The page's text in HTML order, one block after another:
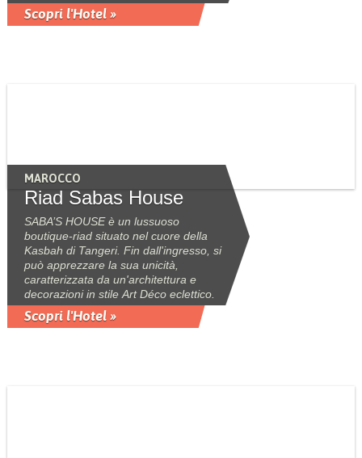
Scopri l'Hotel »
MAROCCO
Riad Sabas House
SABA’S HOUSE è un lussuoso
boutique-riad situato nel cuore della
Kasbah di Tangeri. Fin dall'ingresso, si
può apprezzare la sua unicità,
caratterizzata da un'architettura e
decorazioni in stile Art Déco eclettico.
Scopri l'Hotel »